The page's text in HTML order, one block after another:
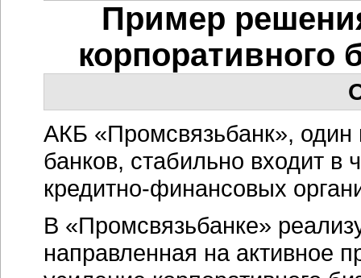
Пример
корпоративного
АКБ «Промсвязьбанк», один
банков, стабильно входит в
кредитно-финансовых
В «Промсвязьбанке»
направленная на активное